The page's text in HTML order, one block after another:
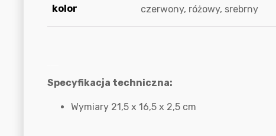
kolor czerwony, różowy, srebrny
Specyfikacja techniczna:
Wymiary 21,5 x 16,5 x 2,5 cm